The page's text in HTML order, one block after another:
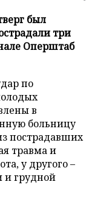
был
три
Оперштаб
по
в
больницу
пострадавших
травма и
у другого –
и грудной